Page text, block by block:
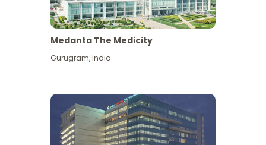
Medanta The Medicity
Gurugram,India